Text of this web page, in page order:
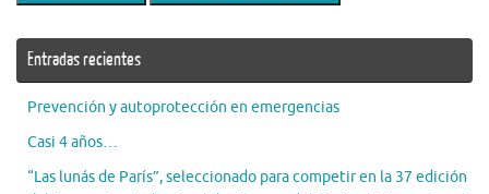
Entradas recientes
Prevención y autoprotección en emergencias
Casi 4 años…
“Las lunás de París”, seleccionado para competir en la 37 edición